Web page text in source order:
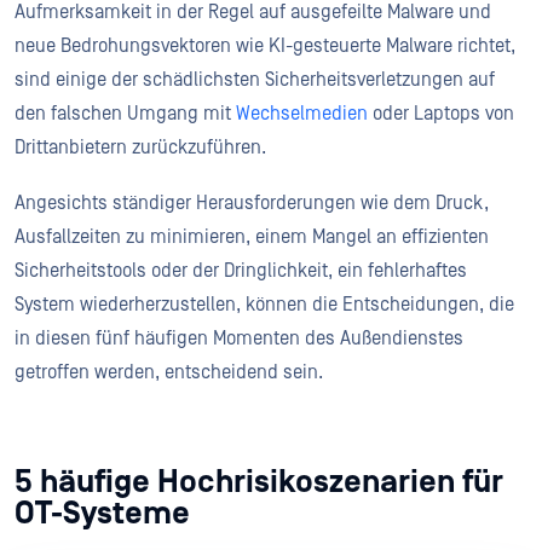
Aufmerksamkeit in der Regel auf ausgefeilte Malware und
neue Bedrohungsvektoren wie KI-gesteuerte Malware richtet,
sind einige der schädlichsten Sicherheitsverletzungen auf
den falschen Umgang mit Wechselmedien oder Laptops von
Drittanbietern zurückzuführen.
Angesichts ständiger Herausforderungen wie dem Druck,
Ausfallzeiten zu minimieren, einem Mangel an effizienten
Sicherheitstools oder der Dringlichkeit, ein fehlerhaftes
System wiederherzustellen, können die Entscheidungen, die
in diesen fünf häufigen Momenten des Außendienstes
getroffen werden, entscheidend sein.
5 häufige Hochrisikoszenarien für
OT-Systeme